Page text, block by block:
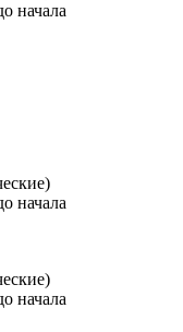
начала
начала
начала